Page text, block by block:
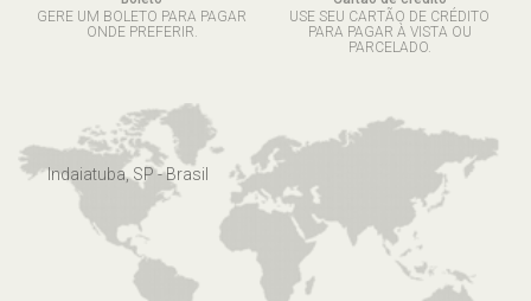
GERE UM BOLETO PARA PAGAR
ONDE PREFERIR.
USE SEU CARTÃO DE CRÉDITO
PARA PAGAR À VISTA OU
PARCELADO.
Indaiatuba, SP - Brasil